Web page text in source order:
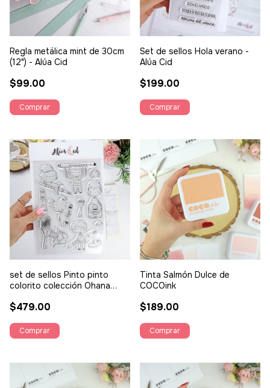
Regla metálica mint de 30cm
(12") - Alúa Cid
$99.00
Set de sellos Hola verano -
Alúa Cid
$199.00
set de sellos Pinto pinto
colorito colección Ohana
$479.00
Tinta Salmón Dulce de
COCOink
$189.00